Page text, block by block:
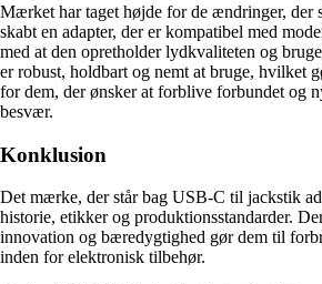
Mærket har taget højde for de ændringer, der
skabt en adapter, der er kompatibel med
med at den opretholder lydkvaliteten og
er robust, holdbart og nemt at bruge, hvilket
for dem, der ønsker at forblive forbundet og
besvær.
Konklusion
Det mærke, der står bag USB-C til jackstik
historie, etikker og produktionsstandarder.
innovation og bæredygtighed gør dem til
inden for elektronisk tilbehør.